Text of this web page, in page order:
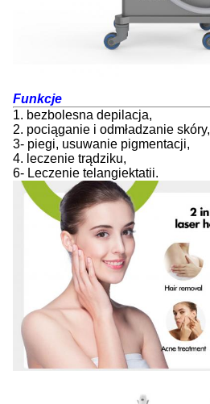
Funkcje
1. bezbolesna depilacja,
2. pociąganie i odmładzanie skóry,
3- piegi, usuwanie pigmentacji,
4. leczenie trądziku,
6- Leczenie telangiektatii.